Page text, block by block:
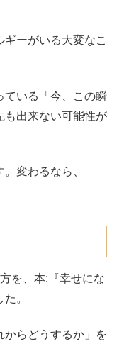
ーがいる大変なこ
ている「今、この瞬
も出来ない可能性が
変わるなら、
を、本:『幸せにな
。
からどうするか」を